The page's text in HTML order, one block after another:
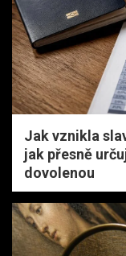
Jak vznikla
jak přesně
dovolenou